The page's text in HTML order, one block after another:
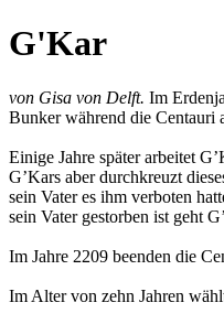
G'Kar
von Gisa von Delft. Im
Bunker während die Centauri
Einige Jahre später arbeitet
G’Kars aber durchkreuzt
sein Vater es ihm verboten
sein Vater gestorben ist geht
Im Jahre 2209 beenden die
Im Alter von zehn Jahren